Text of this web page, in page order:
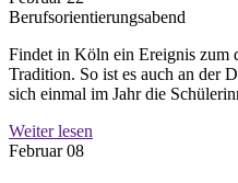
Berufsorientierungsabend
Findet in Köln ein Ereignis zum
Tradition. So ist es auch an der
sich einmal im Jahr die
Weiter lesen
Februar 08